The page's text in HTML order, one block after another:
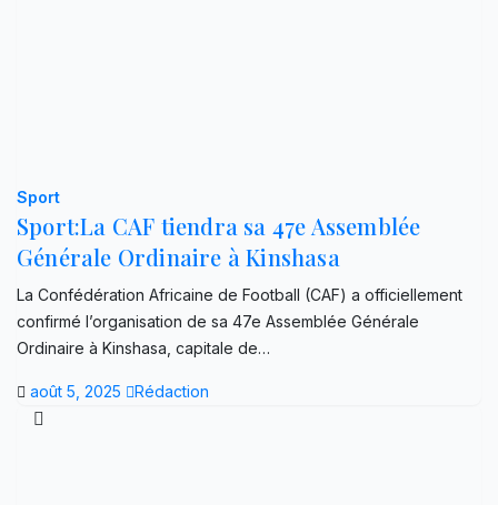
Sport
Sport:La CAF tiendra sa 47e Assemblée
Générale Ordinaire à Kinshasa
La Confédération Africaine de Football (CAF) a officiellement
confirmé l’organisation de sa 47e Assemblée Générale
Ordinaire à Kinshasa, capitale de…
août 5, 2025 Rédaction